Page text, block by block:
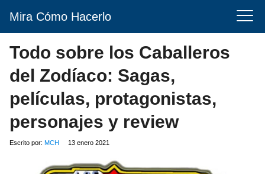
Mira Cómo Hacerlo
Todo sobre los Caballeros
del Zodíaco: Sagas,
películas, protagonistas,
personajes y review
Escrito por: MCH 13 enero 2021